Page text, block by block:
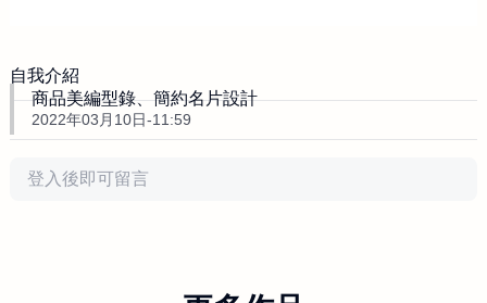
自我介紹
商品美編型錄、簡約名片設計
2022年03月10日-11:59